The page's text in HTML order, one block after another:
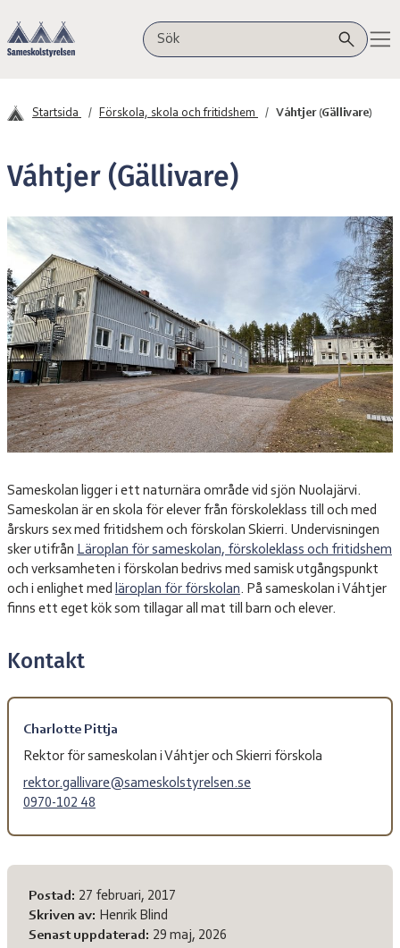
Sameskolstyrelsen
Sök på webbplatsen
Startsida Förskola, skola och fritidshem Váhtjer (Gällivare)
Váhtjer (Gällivare)
Sameskolan ligger i ett naturnära område vid sjön Nuolajärvi.
Sameskolan är en skola för elever från förskoleklass till och med
årskurs sex med fritidshem och förskolan Skierri. Undervisningen
sker utifrån Läroplan för sameskolan, förskoleklass och fritidshem
och verksamheten i förskolan bedrivs med samisk utgångspunkt
och i enlighet med läroplan för förskolan. På sameskolan i Váhtjer
finns ett eget kök som tillagar all mat till barn och elever.
Kontakt
Charlotte Pittja
Rektor för sameskolan i Váhtjer och Skierri förskola
rektor.gallivare@sameskolstyrelsen.se
0970-102 48
Meta-information
Postad: 27 februari, 2017
Skriven av: Henrik Blind
Senast uppdaterad: 29 maj, 2026